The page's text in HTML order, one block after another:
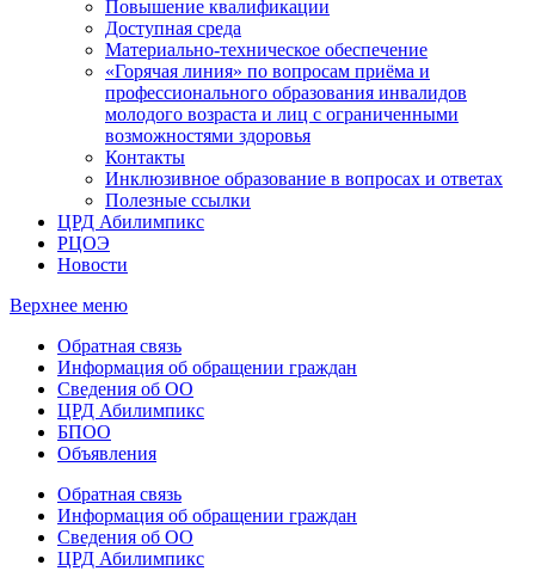
Повышение квалификации
Доступная среда
Материально-техническое обеспечение
«Горячая линия» по вопросам приёма и
профессионального образования инвалидов
молодого возраста и лиц с ограниченными
возможностями здоровья
Контакты
Инклюзивное образование в вопросах и ответах
Полезные ссылки
ЦРД Абилимпикс
РЦОЭ
Новости
Верхнее меню
Обратная связь
Информация об обращении граждан
Сведения об ОО
ЦРД Абилимпикс
БПОО
Объявления
Обратная связь
Информация об обращении граждан
Сведения об ОО
ЦРД Абилимпикс